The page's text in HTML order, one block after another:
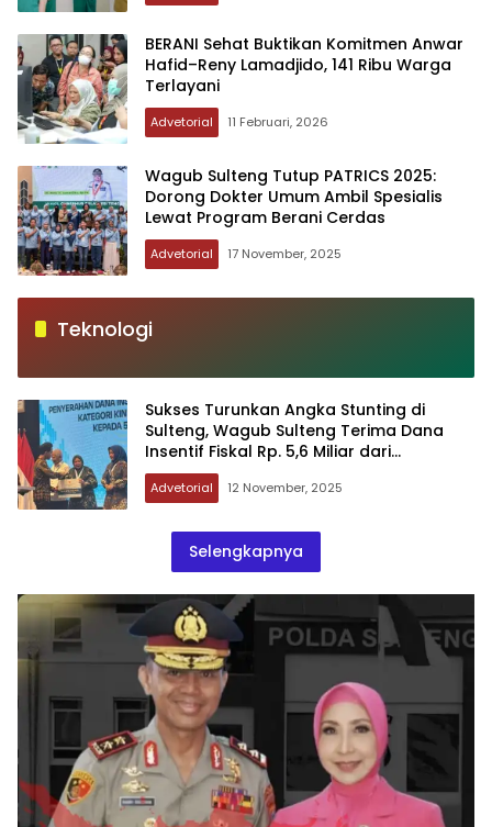
BERANI Sehat Buktikan Komitmen Anwar
Hafid–Reny Lamadjido, 141 Ribu Warga
Terlayani
Advetorial 11 Februari, 2026
Wagub Sulteng Tutup PATRICS 2025:
Dorong Dokter Umum Ambil Spesialis
Lewat Program Berani Cerdas
Advetorial 17 November, 2025
Teknologi
Sukses Turunkan Angka Stunting di
Sulteng, Wagub Sulteng Terima Dana
Insentif Fiskal Rp. 5,6 Miliar dari
Kemenkeu RI
Advetorial 12 November, 2025
Selengkapnya